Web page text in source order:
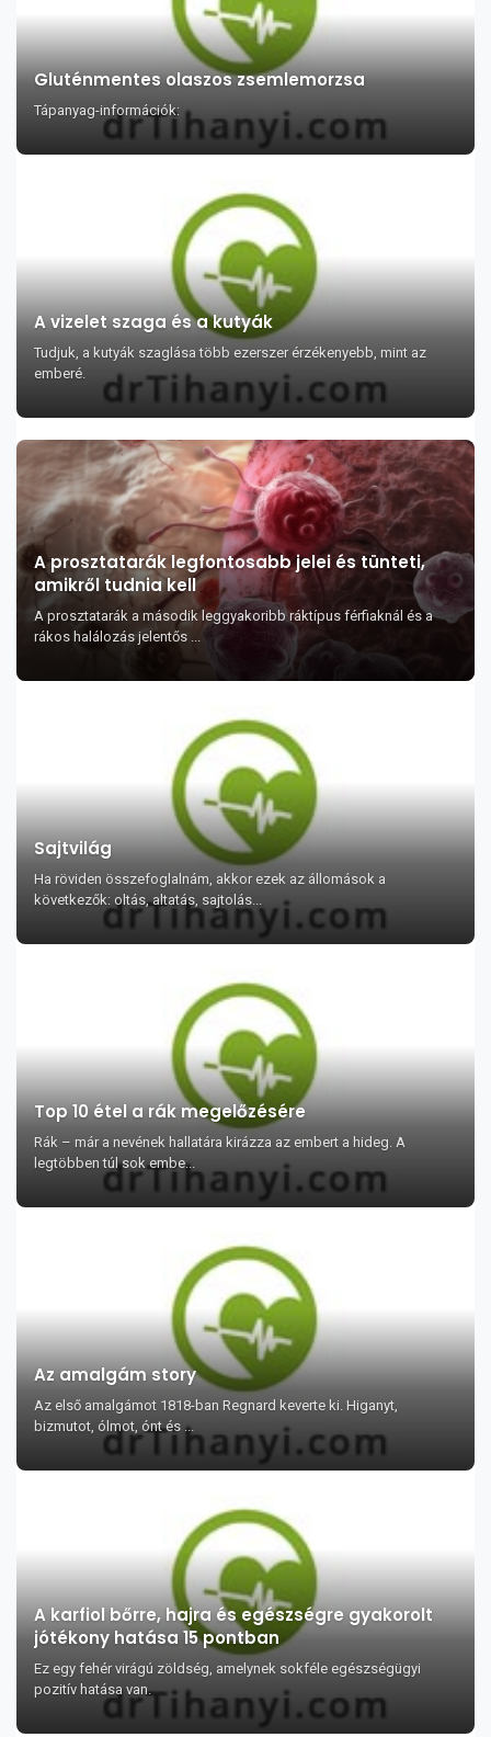
Gluténmentes olaszos zsemlemorzsa
Tápanyag-információk:
A vizelet szaga és a kutyák
Tudjuk, a kutyák szaglása több ezerszer érzékenyebb, mint az
emberé.
A prosztatarák legfontosabb jelei és tünteti,
amikről tudnia kell
A prosztatarák a második leggyakoribb ráktípus férfiaknál és a
rákos halálozás jelentős ...
Sajtvilág
Ha röviden összefoglalnám, akkor ezek az állomások a
következők: oltás, altatás, sajtolás...
Top 10 étel a rák megelőzésére
Rák – már a nevének hallatára kirázza az embert a hideg. A
legtöbben túl sok embe...
Az amalgám story
Az első amalgámot 1818-ban Regnard keverte ki. Higanyt,
bizmutot, ólmot, ónt és ...
A karfiol bőrre, hajra és egészségre gyakorolt
jótékony hatása 15 pontban
Ez egy fehér virágú zöldség, amelynek sokféle egészségügyi
pozitív hatása van.